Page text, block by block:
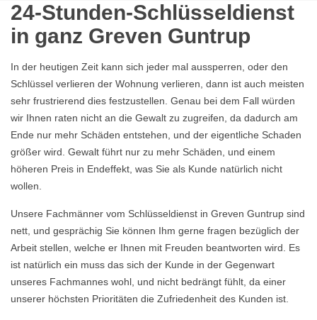
24-Stunden-Schlüsseldienst
in ganz Greven Guntrup
In der heutigen Zeit kann sich jeder mal aussperren, oder den
Schlüssel verlieren der Wohnung verlieren, dann ist auch meisten
sehr frustrierend dies festzustellen. Genau bei dem Fall würden
wir Ihnen raten nicht an die Gewalt zu zugreifen, da dadurch am
Ende nur mehr Schäden entstehen, und der eigentliche Schaden
größer wird. Gewalt führt nur zu mehr Schäden, und einem
höheren Preis in Endeffekt, was Sie als Kunde natürlich nicht
wollen.
Unsere Fachmänner vom Schlüsseldienst in Greven Guntrup sind
nett, und gesprächig Sie können Ihm gerne fragen bezüglich der
Arbeit stellen, welche er Ihnen mit Freuden beantworten wird. Es
ist natürlich ein muss das sich der Kunde in der Gegenwart
unseres Fachmannes wohl, und nicht bedrängt fühlt, da einer
unserer höchsten Prioritäten die Zufriedenheit des Kunden ist.